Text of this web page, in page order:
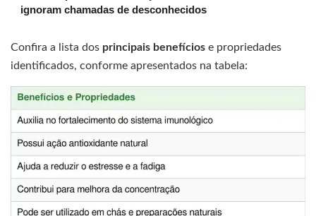
ignoram chamadas de desconhecidos
Confira a lista dos principais benefícios e propriedades
identificados, conforme apresentados na tabela: